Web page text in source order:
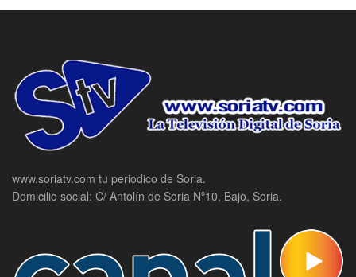
www.soriatv.com tu periodico de Soria.
Domicilio social: C/ Antolín de Soria Nº10, Bajo, Soria.